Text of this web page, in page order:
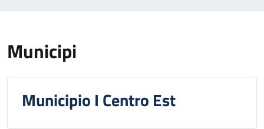
Municipi
Municipio I Centro Est